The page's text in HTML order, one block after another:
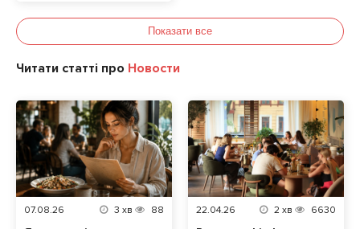
Показати все
Читати статті про Новости
07.08.26 3 хв 88 22.04.26 2 хв 6630